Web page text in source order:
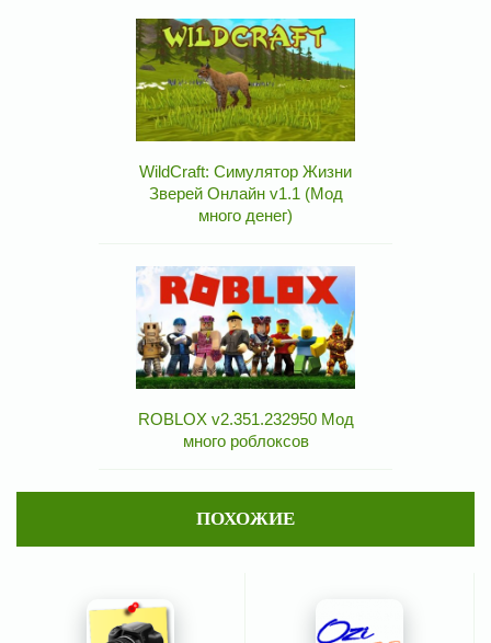
WildCraft: Симулятор Жизни
Зверей Онлайн v1.1 (Мод
много денег)
ROBLOX v2.351.232950 Мод
много роблоксов
ПОХОЖИЕ